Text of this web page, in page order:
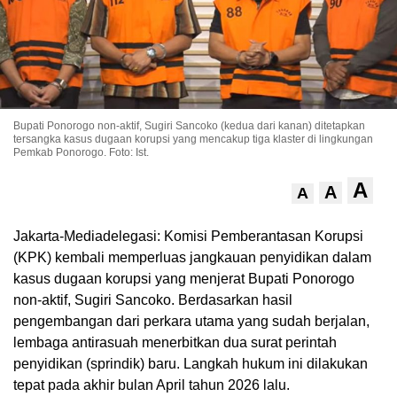
Bupati Ponorogo non-aktif, Sugiri Sancoko (kedua dari kanan) ditetapkan
tersangka kasus dugaan korupsi yang mencakup tiga klaster di lingkungan
Pemkab Ponorogo. Foto: Ist.
A A A
Jakarta-Mediadelegasi: Komisi Pemberantasan Korupsi
(KPK) kembali memperluas jangkauan penyidikan dalam
kasus dugaan korupsi yang menjerat Bupati Ponorogo
non-aktif, Sugiri Sancoko. Berdasarkan hasil
pengembangan dari perkara utama yang sudah berjalan,
lembaga antirasuah menerbitkan dua surat perintah
penyidikan (sprindik) baru. Langkah hukum ini dilakukan
tepat pada akhir bulan April tahun 2026 lalu.